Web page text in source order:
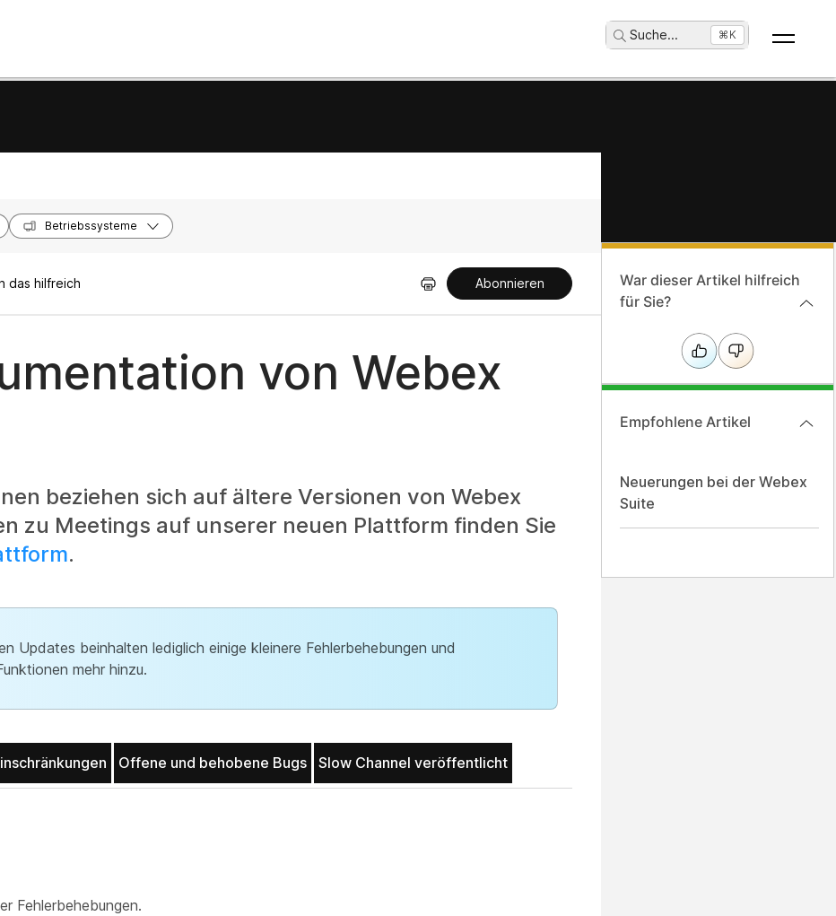
Suche... ⌘K
Betriebssysteme
das hilfreich Abonnieren
von Webex
beziehen sich auf ältere Versionen von Webex
zu Meetings auf unserer neuen Plattform finden Sie
.
Updates beinhalten lediglich einige kleinere Fehlerbehebungen und
mehr hinzu.
Offene und behobene Bugs Slow Channel veröffentlicht
Fehlerbehebungen.
War dieser Artikel hilfreich
für Sie?
Empfohlene Artikel
Neuerungen bei der Webex
Suite